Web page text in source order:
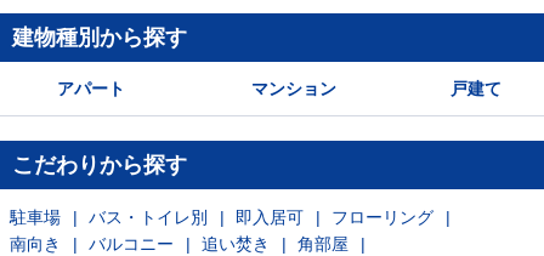
建物種別から探す
アパート マンション 戸建て
こだわりから探す
駐車場 バス・トイレ別 即入居可
フローリング
南向き
バルコニー 追い焚き
角部屋